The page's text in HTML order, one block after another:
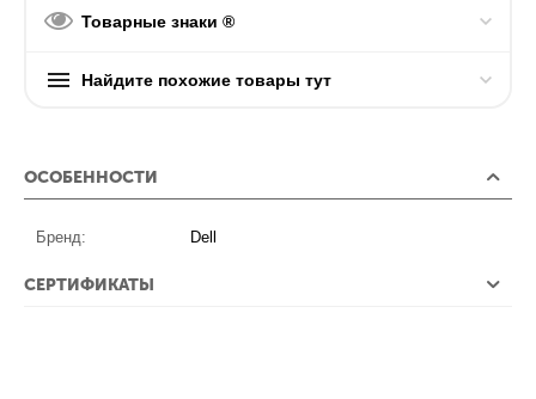
Товарные знаки ®
Найдите похожие товары тут
ОСОБЕННОСТИ
Бренд: Dell
СЕРТИФИКАТЫ